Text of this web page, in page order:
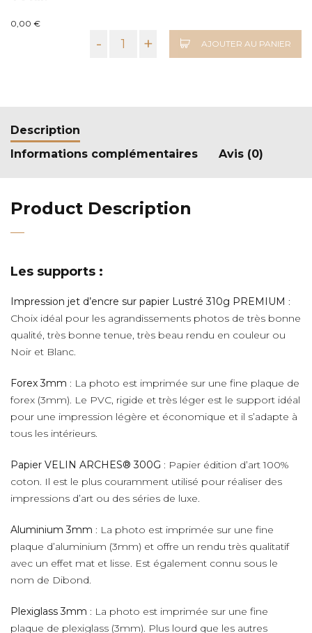
0,00 €
- + AJOUTER AU PANIER
Description
Informations complémentaires
Avis (0)
Product Description
Les supports :
Impression jet d’encre sur papier Lustré 310g PREMIUM :
Choix idéal pour les agrandissements photos de très bonne
qualité, très bonne tenue, très beau rendu en couleur ou
Noir et Blanc.
Forex 3mm : La photo est imprimée sur une fine plaque de
forex (3mm). Le PVC, rigide et très léger est le support idéal
pour une impression légère et économique et il s’adapte à
tous les intérieurs.
Papier VELIN ARCHES® 300G : Papier édition d’art 100%
coton. Il est le plus couramment utilisé pour réaliser des
impressions d’art ou des séries de luxe.
Aluminium 3mm : La photo est imprimée sur une fine
plaque d’aluminium (3mm) et offre un rendu très qualitatif
avec un effet mat et lisse. Est également connu sous le
nom de Dibond.
Plexiglass 3mm : La photo est imprimée sur une fine
plaque de plexiglass (3mm). Plus lourd que les autres